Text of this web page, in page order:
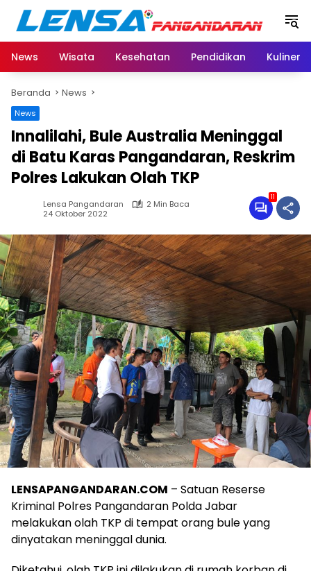
Langsung
konten
News
Wisata Kesehatan Pendidikan Kuliner
Beranda News
News
Innalilahi, Bule Australia Meninggal
di Batu Karas Pangandaran, Reskrim
Polres Lakukan Olah TKP
Lensa Pangandaran
2 Min Baca
24 Oktober 2022
11
LENSAPANGANDARAN.COM – Satuan Reserse
Kriminal Polres Pangandaran Polda Jabar
melakukan olah TKP di tempat orang bule yang
dinyatakan meninggal dunia.